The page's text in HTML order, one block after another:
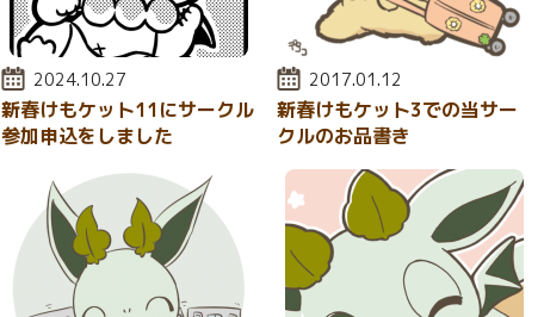
投稿日:
2024.10.27
新春けもケット11にサークル
参加申込をしました
投稿日:
2017.01.12
新春けもケット3での当サー
クルのお品書き